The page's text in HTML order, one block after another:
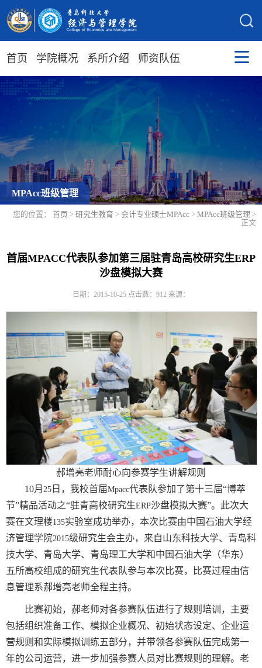
首页 学院概况 系所介绍 师资队伍
MPAcc班级管理
您的位置： 首页 > 研究生教育 > 会计专业硕士MPAcc > MPAcc班级管理 >
正文
首届MPACC代表队参加第三届驻青岛高校研究生ERP
沙盘模拟大赛
日期：2015-10-25 点击数： 912 来源：
郝增亮老师耐心向参赛学生讲解规则
10月 25 日，我校首届Mpacc代表队参加了第十三届“博萃
节”精品活动之“驻青高校研究生ERP沙盘模拟大赛”。此次大
赛在文理楼135实验室成功举办，本次比赛由中国石油大学经
济管理学院2015级研究生会主办，来自山东科技大学、青岛科
技大学、青岛大学、青岛理工大学和中国石油大学（华东）
五所高校组成的研究生代表队参与本次比赛，比赛过程由信
息管理系郝增亮老师全程主持。
比赛初始，郝老师对各参赛队伍进行了规则培训，主要
包括组织准备工作、模拟企业概况、初始状态设定、企业运
营规则和实际模拟训练五部分，并带领各参赛队伍完成第一
年的公司运营，进一步加强参赛人员对比赛规则的理解。老